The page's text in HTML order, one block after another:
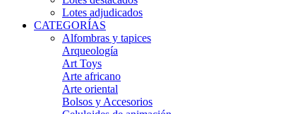
Lotes adjudicados
CATEGORÍAS
Alfombras y tapices
Arqueología
Art Toys
Arte africano
Arte oriental
Bolsos y Accesorios